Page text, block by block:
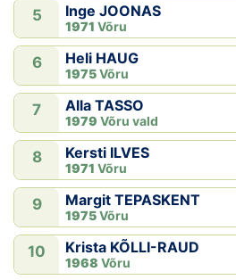
5 Inge JOONAS
1971 Võru
6 Heli HAUG
1975Võru
7 Alla TASSO
1979 Võru vald
8 Kersti ILVES
1971 Võru
9 Margit TEPASKENT
1975Võru
10 Krista KÕLLI-RAUD
1968 Võru